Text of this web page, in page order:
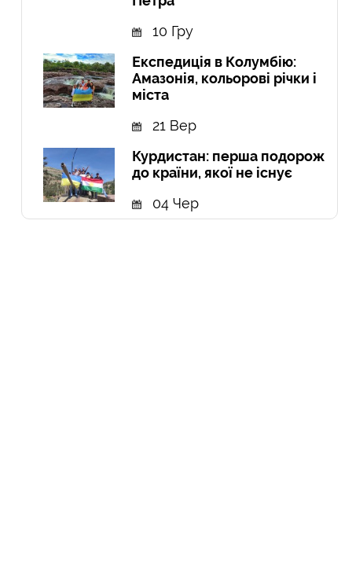
10 Гру
Експедиція в Колумбію:
Амазонія, кольорові річки і
міста
21 Вер
Курдистан: перша подорож
до країни, якої не існує
04 Чер